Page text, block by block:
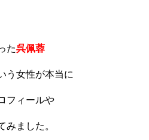
た呉佩蓉
う女性が本当に
フィールや
みました。